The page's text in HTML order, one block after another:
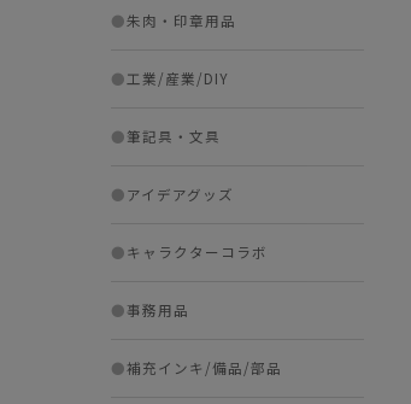
●朱肉・印章用品
●工業/産業/DIY
●筆記具・文具
●アイデアグッズ
●キャラクターコラボ
●事務用品
●補充インキ/備品/部品